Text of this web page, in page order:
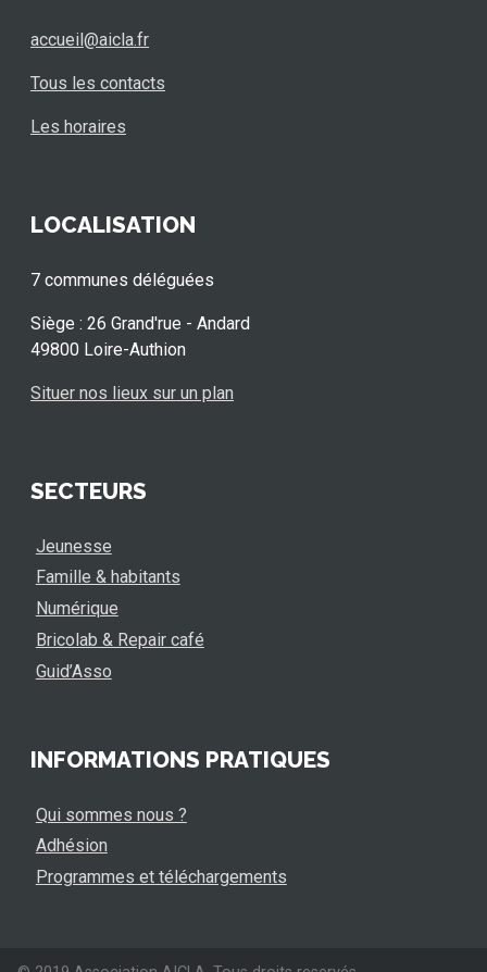
accueil@aicla.fr
Tous les contacts
Les horaires
LOCALISATION
7 communes déléguées
Siège : 26 Grand'rue - Andard
49800 Loire-Authion
Situer nos lieux sur un plan
SECTEURS
Jeunesse
Famille & habitants
Numérique
Bricolab & Repair café
Guid’Asso
INFORMATIONS PRATIQUES
Qui sommes nous ?
Adhésion
Programmes et téléchargements